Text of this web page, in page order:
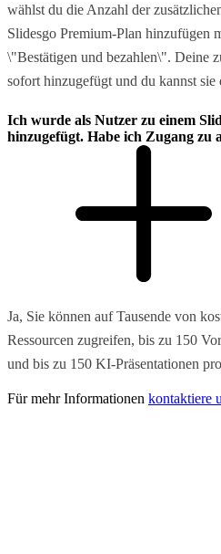
wählst du die Anzahl der
Slidesgo Premium-Plan hinzufügen
\"Bestätigen und bezahlen\". Deine
sofort hinzugefügt und du kannst sie
Ich wurde als Nutzer zu einem
hinzugefügt. Habe ich Zugang zu
Ja, Sie können auf Tausende von
Ressourcen zugreifen, bis zu 150
und bis zu 150 KI-Präsentationen
Für mehr Informationen kontaktiere